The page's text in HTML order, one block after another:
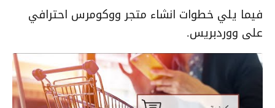
فيما يلي خطوات انشاء متجر ووكومرس احترافي
على ووردبريس.